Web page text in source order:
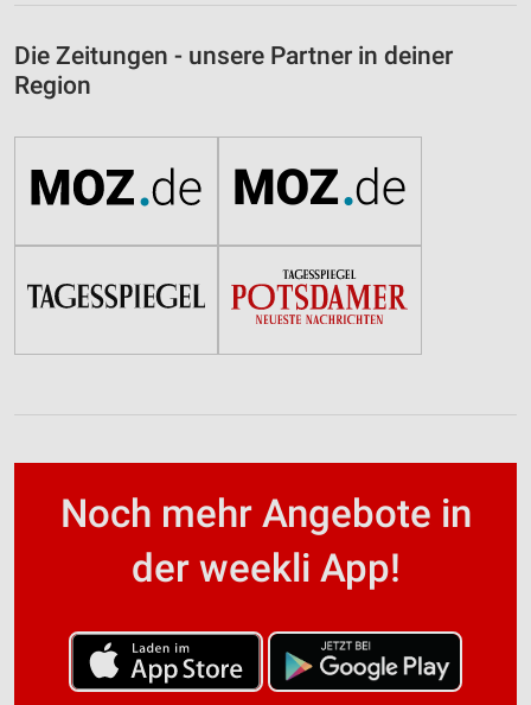
Die Zeitungen - unsere Partner in deiner
Region
Noch mehr Angebote in
der weekli App!